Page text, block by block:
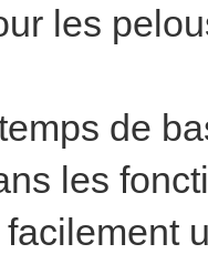
les
de
les